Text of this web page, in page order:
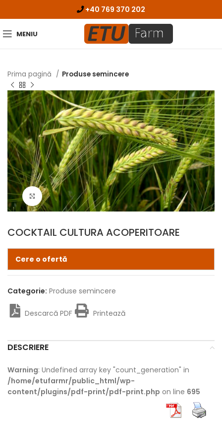
+40 769 370 202
MENIU
Prima pagină Produse semincere
Click pentru zoom
COCKTAIL CULTURA ACOPERITOARE
Cere o ofertă
Categorie: Produse semincere
Descarcă PDF Printează
DESCRIERE
Warning: Undefined array key "count_generation" in
/home/etufarmr/public_html/wp-
content/plugins/pdf-print/pdf-print.php on line 695